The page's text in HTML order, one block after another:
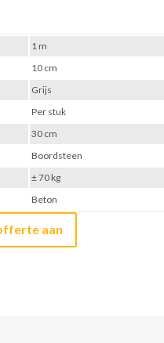
aan
1 m
10 cm
Grijs
Per stuk
30 cm
Boordsteen
± 70 kg
Beton